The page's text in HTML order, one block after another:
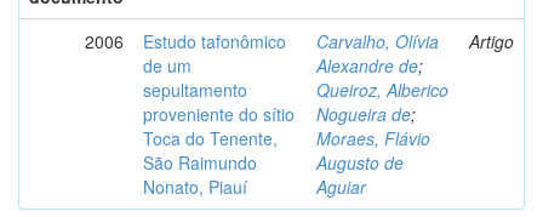
2006
Estudo tafonômico
de um
sepultamento
proveniente do sítio
Toca do Tenente,
São Raimundo
Nonato, Piauí
Carvalho, Olívia
Alexandre de;
Queiroz, Alberico
Nogueira de;
Moraes, Flávio
Augusto de
Aguiar
Artigo